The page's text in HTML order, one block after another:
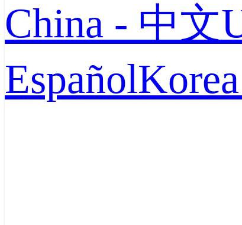
China - 中文
Español